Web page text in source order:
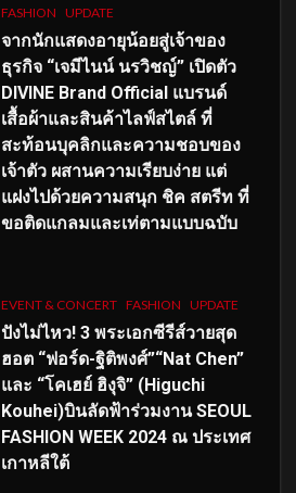
FASHION UPDATE
จากนักแสดงอายุน้อยสู่เจ้าของ
ธุรกิจ “เจมีไนน์ นรวิชญ์” เปิดตัว
DIVINE Brand Official แบรนด์
เสื้อผ้าและสินค้าไลฟ์สไตล์ ที่
สะท้อนบุคลิกและความชอบของ
เจ้าตัว ผสานความเรียบง่าย แต่
แฝงไปด้วยความสนุก ชิค สตรีท ที่
ขอติดแกลมและเท่ตามแบบฉบับ
EVENT & CONCERT FASHION UPDATE
ปังไม่ไหว! 3 พระเอกซีรีส์วายสุด
ฮอต “ฟอร์ด-ฐิติพงศ์”“Nat Chen”
และ “โคเฮย์ ฮิงุจิ” (Higuchi
Kouhei)บินลัดฟ้าร่วมงาน SEOUL
FASHION WEEK 2024 ณ ประเทศ
เกาหลีใต้